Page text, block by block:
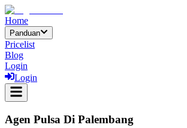
Home
Panduan
Pricelist
Blog
Login
Login
Agen Pulsa Di Palembang